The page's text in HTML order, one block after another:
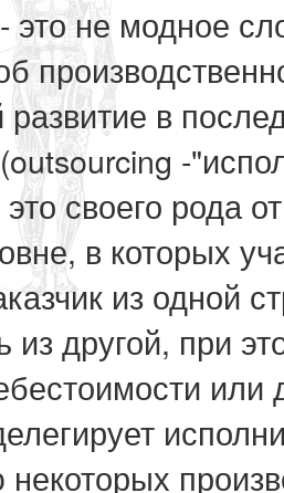
это не модное
в
-
своего рода
в которых
из одной
из другой, при
или